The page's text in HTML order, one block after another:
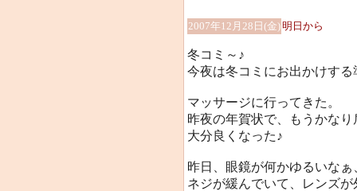
2007年12月28日(金)明日から
冬コミ～♪
今夜は冬コミにお出かけす
マッサージに行ってきた。
昨夜の年賀状で、もうかな
大分良くなった♪
昨日、眼鏡が何かゆるいな
ネジが緩んでいて、レンズ